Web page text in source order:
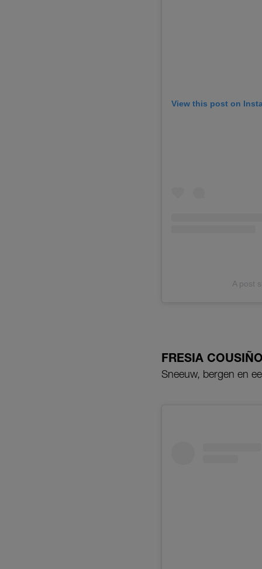
View this post on
A post
FRESIA
Sneeuw, bergen en